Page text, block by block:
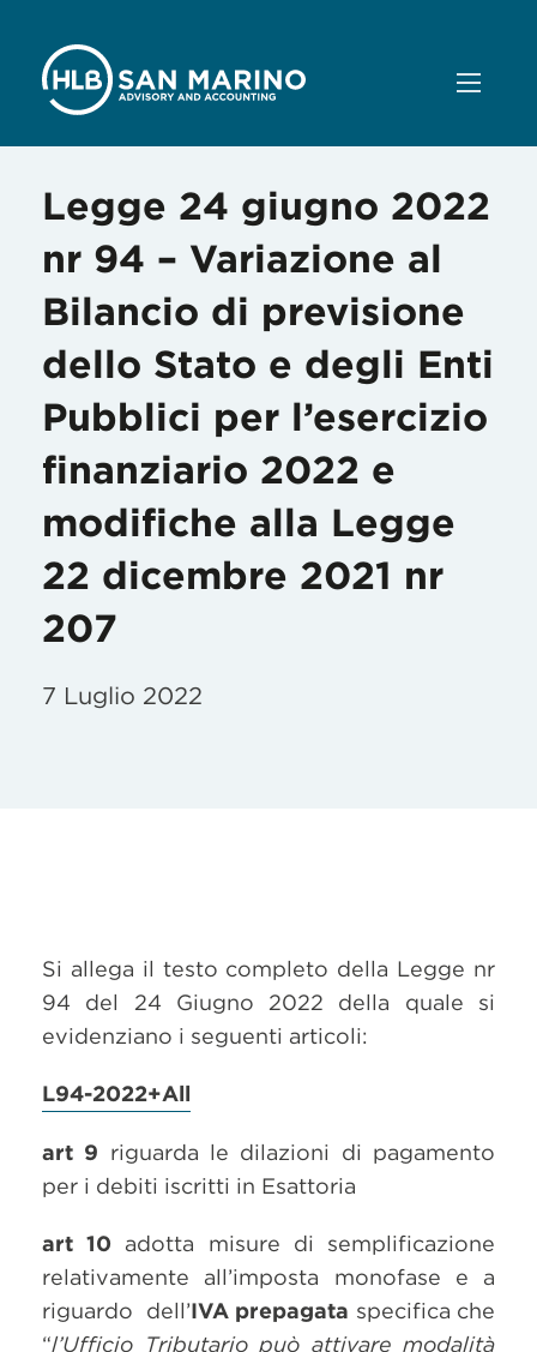
Legge 24 giugno 2022
nr 94 – Variazione al
Bilancio di previsione
dello Stato e degli Enti
Pubblici per l’esercizio
finanziario 2022 e
modifiche alla Legge
22 dicembre 2021 nr
207
7 Luglio 2022
Si allega il testo completo della Legge nr
94 del 24 Giugno 2022 della quale si
evidenziano i seguenti articoli:
L94-2022+All
art 9 riguarda le dilazioni di pagamento
per i debiti iscritti in Esattoria
art 10 adotta misure di semplificazione
relativamente all’imposta monofase e a
riguardo dell’IVA prepagata specifica che
“l’Ufficio Tributario può attivare modalità